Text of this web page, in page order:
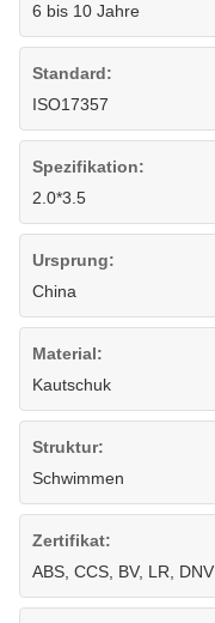
6 bis 10 Jahre
Standard:
ISO17357
Spezifikation:
2.0*3.5
Ursprung:
China
Material:
Kautschuk
Struktur:
Schwimmen
Zertifikat:
ABS, CCS, BV, LR, DNV